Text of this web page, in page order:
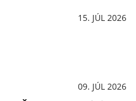
15. JÚL 2026
09. JÚL 2026